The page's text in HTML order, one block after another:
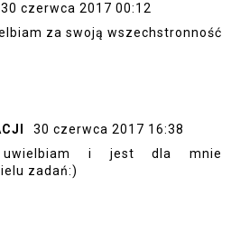
30 czerwca 2017 00:12
za swoją wszechstronność
30 czerwca 2017 16:38
uwielbiam i jest dla mnie
zadań:)